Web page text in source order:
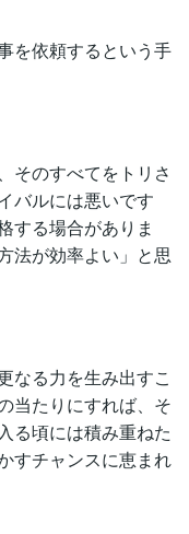
を依頼するという手
そのすべてをトリさ
バルには悪いです
する場合がありま
法が効率よい」と思
なる力を生み出すこ
当たりにすれば、そ
る頃には積み重ねた
すチャンスに恵まれ